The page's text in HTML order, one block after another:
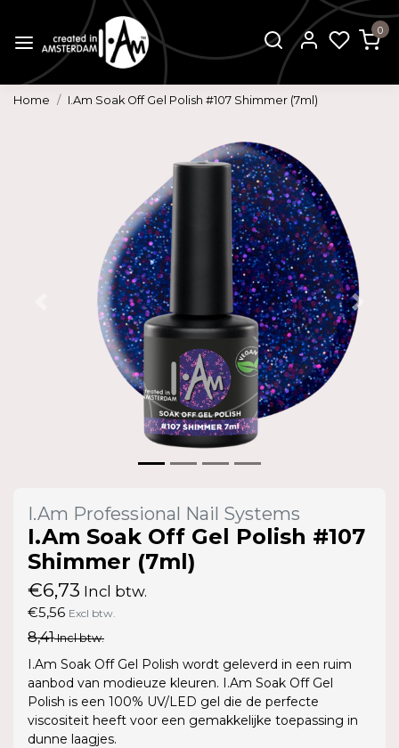
0
Home I.Am Soak Off Gel Polish #107 Shimmer (7ml)
I.Am Professional Nail Systems
I.Am Soak Off Gel Polish #107
Shimmer (7ml)
€6,73 Incl btw.
€5,56 Excl btw.
8,41Incl btw.
I.Am Soak Off Gel Polish wordt geleverd in een ruim
aanbod van modieuze kleuren. I.Am Soak Off Gel
Polish is een 100% UV/LED gel die de perfecte
viscositeit heeft voor een gemakkelijke toepassing in
dunne laagjes.